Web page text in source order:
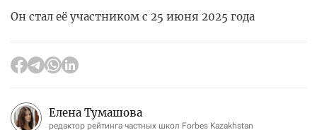
Он стал её участником с 25 июня 2025 года
Елена Тумашова
редактор рейтинга частных школ Forbes Kazakhstan